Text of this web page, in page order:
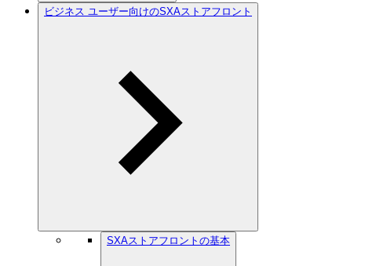
ビジネス ユーザー向けのSXAストアフロント
SXAストアフロントの基本